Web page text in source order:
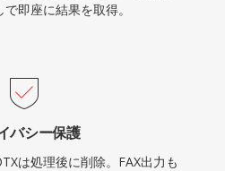
即座に結果を取得。
バシー保護
は処理後に削除。FAX出力も